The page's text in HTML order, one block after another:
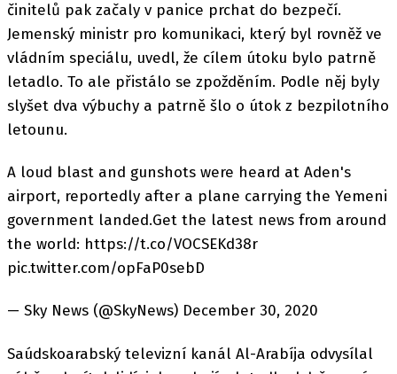
činitelů pak začaly v panice prchat do bezpečí.
Jemenský ministr pro komunikaci, který byl rovněž ve
vládním speciálu, uvedl, že cílem útoku bylo patrně
letadlo. To ale přistálo se zpožděním. Podle něj byly
slyšet dva výbuchy a patrně šlo o útok z bezpilotního
letounu.
A loud blast and gunshots were heard at Aden's
airport, reportedly after a plane carrying the Yemeni
government landed.Get the latest news from around
the world: https://t.co/VOCSEKd38r
pic.twitter.com/opFaP0sebD
— Sky News (@SkyNews) December 30, 2020
Saúdskoarabský televizní kanál Al-Arabíja odvysílal